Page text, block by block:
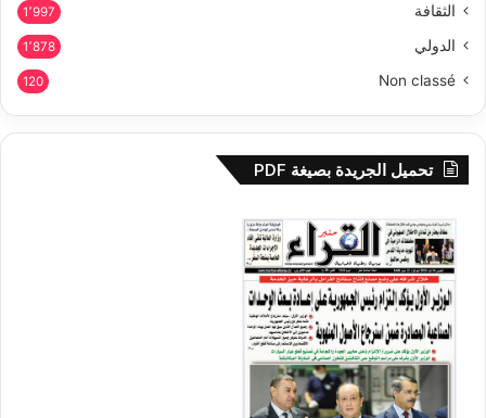
الثقافة 1٬997
الدولي 1٬878
Non classé
120
تحميل الجريدة بصيغة PDF